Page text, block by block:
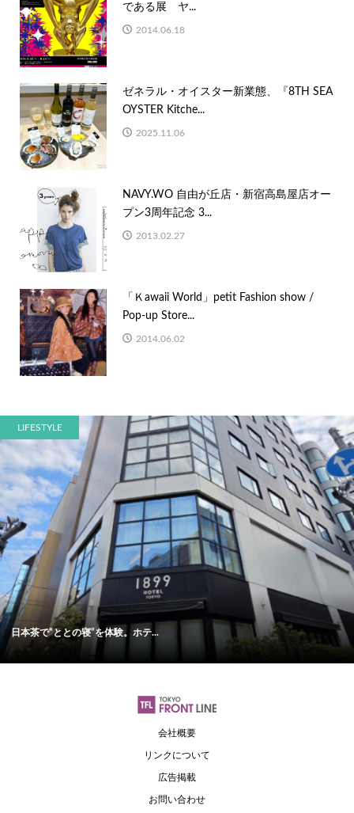
である展 ヤ...
2014.06.18
ゼネラル・オイスター新業態、『8TH SEA
OYSTER Kitche...
2025.11.06
NAVY.WO 自由が丘店・新宿高島屋店オー
プン3周年記念 3...
2013.02.27
「Ｋawaii World」petit Fashion show /
Pop-up Store...
2014.06.02
LIFESTYLE
日本茶で“ととの寝”を体験。ホテ...
会社概要
リンクについて
広告掲載
お問い合わせ